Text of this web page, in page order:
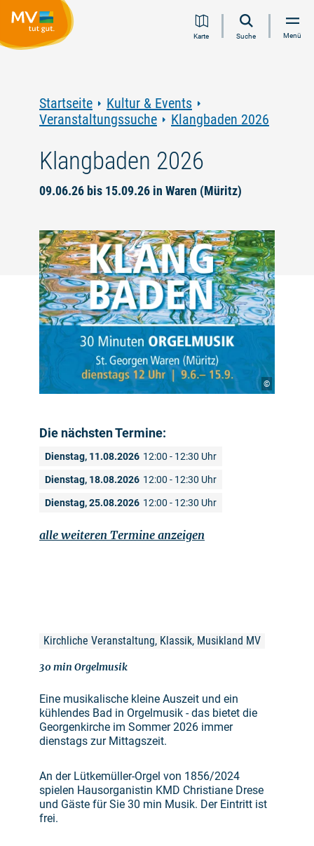
Inhalt
Navigation
Volltextsuche
FooterKarte Suche Menü
Startseite
Kultur & Events
Veranstaltungssuche
Klangbaden 2026
Klangbaden 2026
09.06.26 bis 15.09.26 in Waren (Müritz)
©
Die nächsten Termine:
Dienstag, 11.08.2026 12:00 - 12:30 Uhr
Dienstag, 18.08.2026 12:00 - 12:30 Uhr
Dienstag, 25.08.2026 12:00 - 12:30 Uhr
alle weiteren Termine anzeigen
Kirchliche Veranstaltung, Klassik, Musikland MV
30 min Orgelmusik
Eine musikalische kleine Auszeit und ein
kühlendes Bad in Orgelmusik - das bietet die
Georgenkirche im Sommer 2026 immer
dienstags zur Mittagszeit.
An der Lütkemüller-Orgel von 1856/2024
spielen Hausorganistin KMD Christiane Drese
und Gäste für Sie 30 min Musik. Der Eintritt ist
frei.